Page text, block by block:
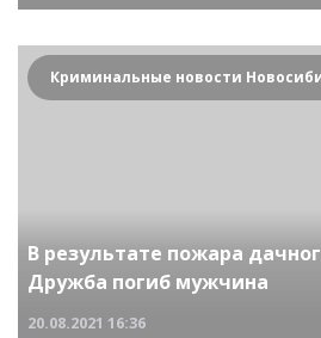
В результате пожара
Дружба погиб мужчина
20.08.2021 16:36